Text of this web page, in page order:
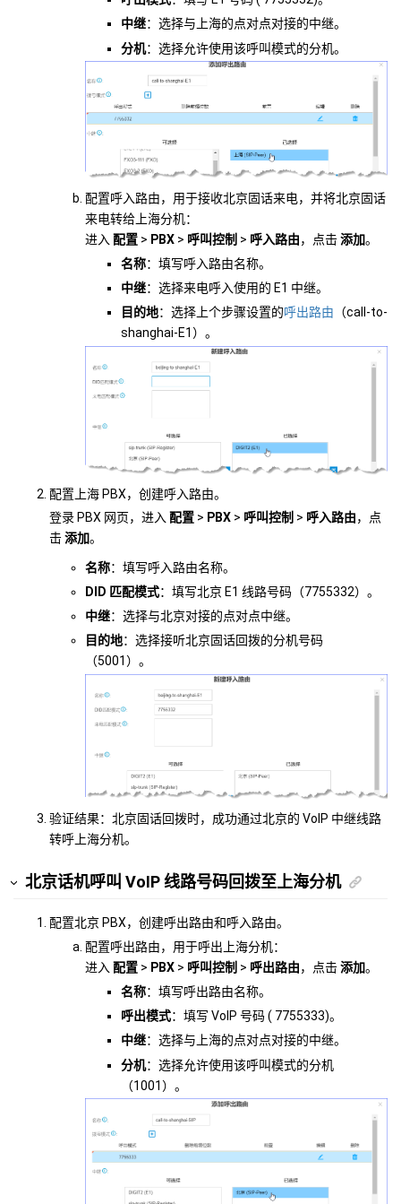
中继：选择与上海的点对点对接的中继。
分机：选择允许使用该呼叫模式的分机。
配置呼入路由，用于接收北京固话来电，并将北京固话
来电转给上海分机：
进入 配置 > PBX > 呼叫控制 > 呼入路由，点击添加。
名称：填写呼入路由名称。
中继：选择来电呼入使用的 E1 中继。
目的地：选择上个步骤设置的呼出路由 （call-to-
shanghai-E1）。
配置上海 PBX，创建呼入路由。
登录 PBX 网页，进入 配置 > PBX > 呼叫控制 > 呼入路由，点
击添加。
名称：填写呼入路由名称。
DID 匹配模式：填写北京 E1 线路号码（7755332）。
中继：选择与北京对接的点对点中继。
目的地：选择接听北京固话回拨的分机号码
（5001）。
验证结果：北京固话回拨时，成功通过北京的 VoIP 中继线路
转呼上海分机。
北京话机呼叫 VoIP 线路号码回拨至上海分机
配置北京 PBX，创建呼出路由和呼入路由。
配置呼出路由，用于呼出上海分机：
进入 配置 > PBX > 呼叫控制 > 呼出路由，点击添加。
名称：填写呼出路由名称。
呼出模式：填写 VoIP 号码 ( 7755333)。
中继：选择与上海的点对点对接的中继。
分机：选择允许使用该呼叫模式的分机
（1001）。